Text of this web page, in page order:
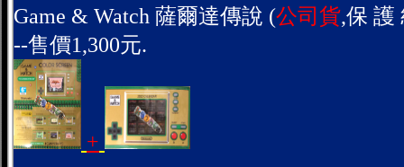
Game & Watch 薩爾達傳說 (公司貨,保 護
--售價1,300元.
+